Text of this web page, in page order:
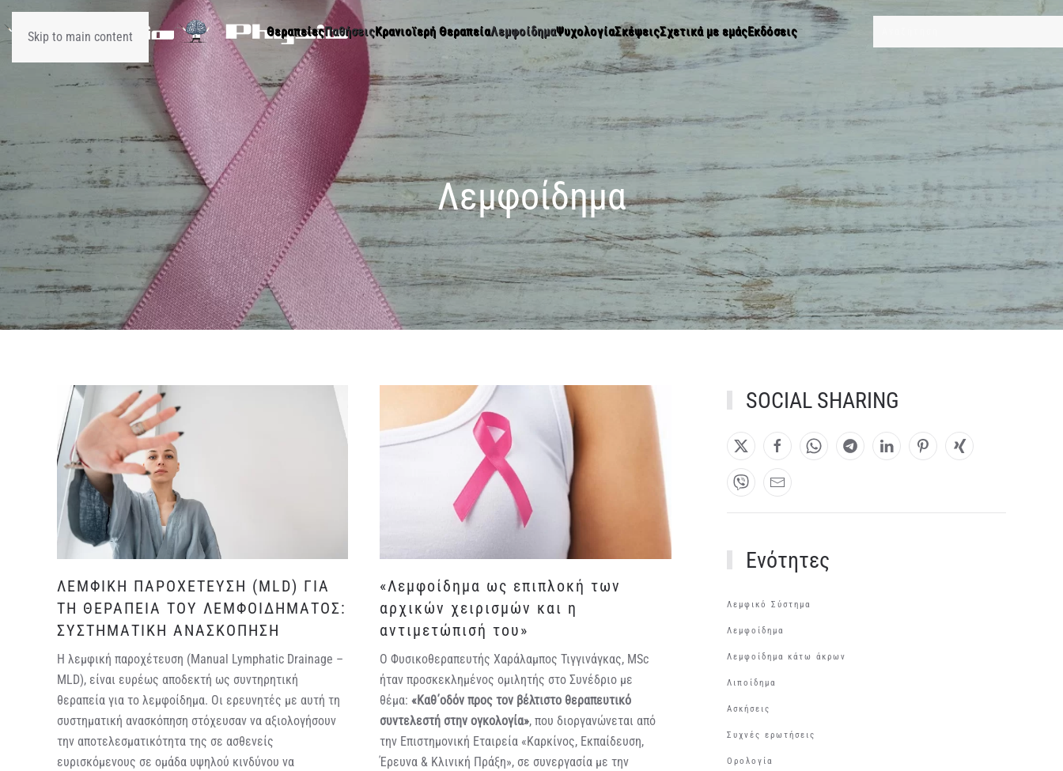
Skip to main content ΘεραπείεςΠαθήσειςΚρανιοϊερή ΘεραπείαΛεμφοίδημαΨυχολογίαΣκέψειςΣχετικά με εμάςΕκδόσεις
Type 2 or more characters for results.
Λεμφοίδημα
ΛΕΜΦΙΚΗ ΠΑΡΟΧΕΤΕΥΣΗ (MLD) ΓΙΑ
ΤΗ ΘΕΡΑΠΕΙΑ ΤΟΥ ΛΕΜΦΟΙΔΗΜΑΤΟΣ:
ΣΥΣΤΗΜΑΤΙΚΗ ΑΝΑΣΚΟΠΗΣΗ
Η λεμφική παροχέτευση (Manual Lymphatic Drainage –
MLD), είναι ευρέως αποδεκτή ως συντηρητική
θεραπεία για το λεμφοίδημα. Οι ερευνητές με αυτή τη
συστηματική ανασκόπηση στόχευσαν να αξιολογήσουν
την αποτελεσματικότητα της σε ασθενείς
ευρισκόμενους σε ομάδα υψηλού κινδύνου να
«Λεμφοίδημα ως επιπλοκή των
αρχικών χειρισμών και η
αντιμετώπισή του»
Ο Φυσικοθεραπευτής Χαράλαμπος Τιγγινάγκας, MSc
ήταν προσκεκλημένος ομιλητής στο Συνέδριο με
θέμα:«Καθ΄οδόν προς τον βέλτιστο θεραπευτικό
συντελεστή στην ογκολογία», που διοργανώνεται από
την Επιστημονική Εταιρεία «Καρκίνος, Εκπαίδευση,
Έρευνα & Κλινική Πράξη», σε συνεργασία με την
SOCIAL SHARING
Ενότητες
Λεμφικό Σύστημα
Λεμφοίδημα
Λεμφοίδημα κάτω άκρων
Λιποίδημα
Ασκήσεις
Συχνές ερωτήσεις
Ορολογία